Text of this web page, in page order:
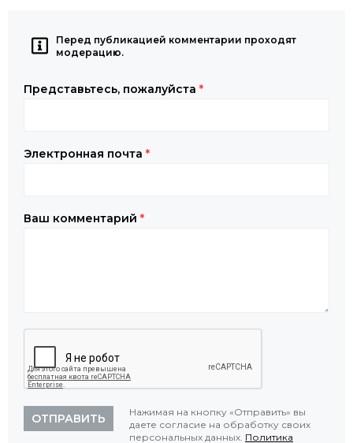
Перед публикацией комментарии проходят
модерацию.
Представьтесь, пожалуйста *
Электронная почта *
Ваш комментарий *
ОТПРАВИТЬ
Нажимая на кнопку «Отправить» вы
даете согласие на обработку своих
персональных данных. Политика